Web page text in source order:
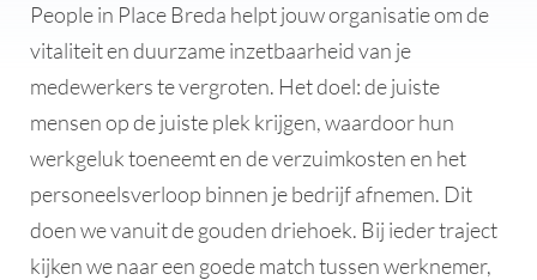
People in Place Breda helpt jouw organisatie om de
vitaliteit en duurzame inzetbaarheid van je
medewerkers te vergroten. Het doel: de juiste
mensen op de juiste plek krijgen, waardoor hun
werkgeluk toeneemt en de verzuimkosten en het
personeelsverloop binnen je bedrijf afnemen. Dit
doen we vanuit de gouden driehoek. Bij ieder traject
kijken we naar een goede match tussen werknemer,